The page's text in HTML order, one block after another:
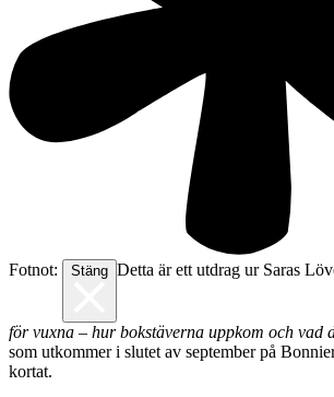
Fotnot: Stäng Detta är ett utdrag ur Saras
för vuxna – hur bokstäverna uppkom och vad
som utkommer i slutet av september på
kortat.